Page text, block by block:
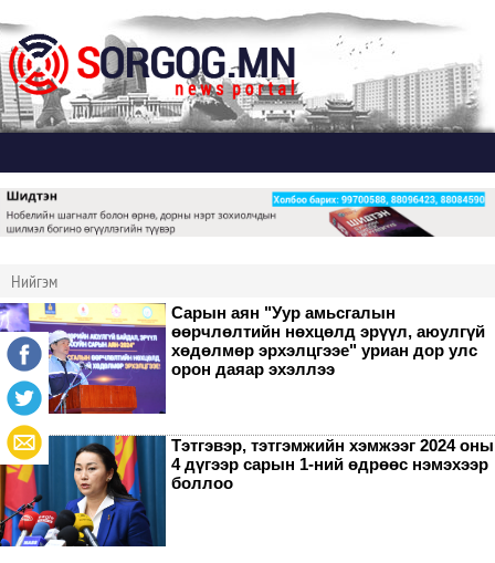
Нийгэм
Сарын аян "Уур амьсгалын
өөрчлөлтийн нөхцөлд эрүүл, аюулгүй
хөдөлмөр эрхэлцгээе" уриан дор улс
орон даяар эхэллээ
Тэтгэвэр, тэтгэмжийн хэмжээг 2024 оны
4 дүгээр сарын 1-ний өдрөөс нэмэхээр
боллоо